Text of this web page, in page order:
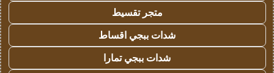
متجر تقسيط
شدات ببجي اقساط
شدات ببجي تمارا